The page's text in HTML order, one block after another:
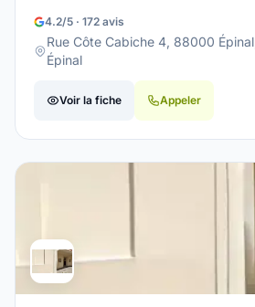
4.2/5 · 172 avis
Rue Côte Cabiche 4, 88000
Épinal
Voir la fiche Appeler